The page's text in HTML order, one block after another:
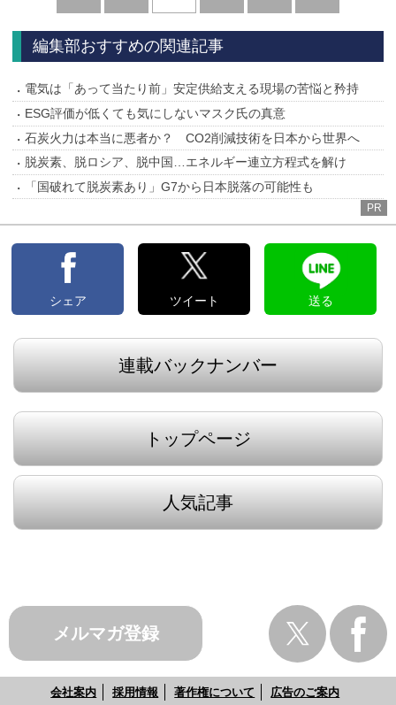
へ
へ
編集部おすすめの関連記事
電気は「あって当たり前」安定供給支える現場の苦悩と矜持
ESG評価が低くても気にしないマスク氏の真意
石炭火力は本当に悪者か？ CO2削減技術を日本から世界へ
脱炭素、脱ロシア、脱中国…エネルギー連立方程式を解け
「国破れて脱炭素あり」G7から日本脱落の可能性も
PR
シェア ツイート 送る
連載バックナンバー
トップページ
人気記事
メルマガ登録
会社案内 採用情報 著作権について 広告のご案内